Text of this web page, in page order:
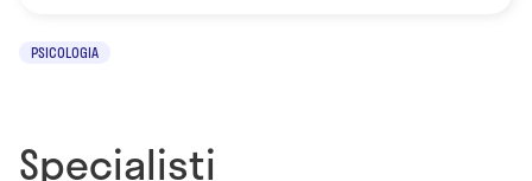
PSICOLOGIA
Specialisti